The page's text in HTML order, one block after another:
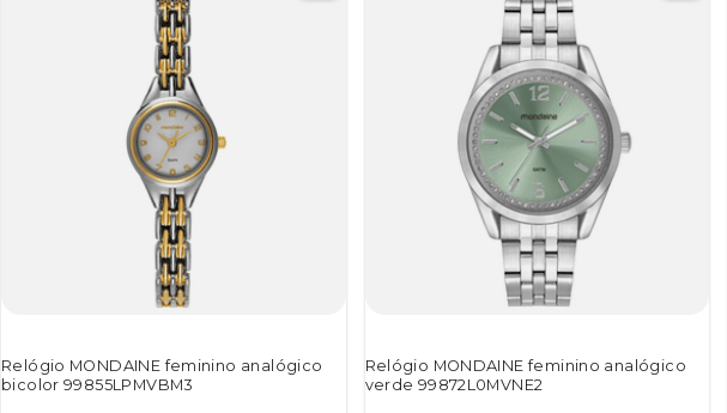
Relógio MONDAINE feminino analógico
bicolor 99855LPMVBM3
Relógio MONDAINE feminino analógico
verde 99872L0MVNE2